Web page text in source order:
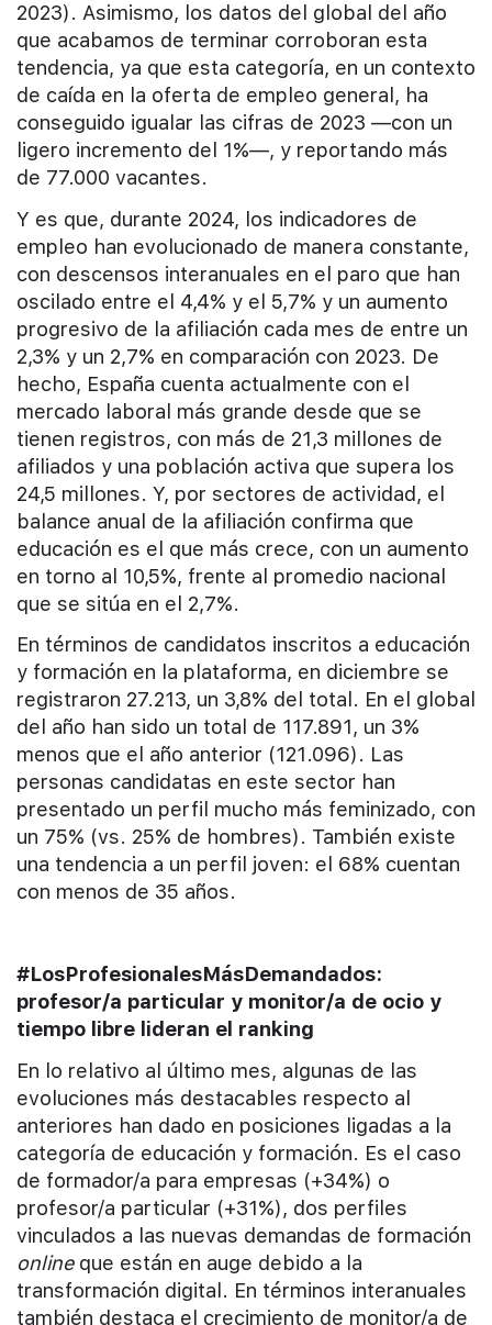
2023). Asimismo, los datos del global del año
que acabamos de terminar corroboran esta
tendencia, ya que esta categoría, en un contexto
de caída en la oferta de empleo general, ha
conseguido igualar las cifras de 2023 —con un
ligero incremento del 1%—, y reportando más
de 77.000 vacantes.
Y es que, durante 2024, los indicadores de
empleo han evolucionado de manera constante,
con descensos interanuales en el paro que han
oscilado entre el 4,4% y el 5,7% y un aumento
progresivo de la afiliación cada mes de entre un
2,3% y un 2,7% en comparación con 2023. De
hecho, España cuenta actualmente con el
mercado laboral más grande desde que se
tienen registros, con más de 21,3 millones de
afiliados y una población activa que supera los
24,5 millones. Y, por sectores de actividad, el
balance anual de la afiliación confirma que
educación es el que más crece, con un aumento
en torno al 10,5%, frente al promedio nacional
que se sitúa en el 2,7%.
En términos de candidatos inscritos a educación
y formación en la plataforma, en diciembre se
registraron 27.213, un 3,8% del total. En el global
del año han sido un total de 117.891, un 3%
menos que el año anterior (121.096). Las
personas candidatas en este sector han
presentado un perfil mucho más feminizado, con
un 75% (vs. 25% de hombres). También existe
una tendencia a un perfil joven: el 68% cuentan
con menos de 35 años.
#LosProfesionalesMásDemandados:
profesor/a particular y monitor/a de ocio y
tiempo libre lideran el ranking
En lo relativo al último mes, algunas de las
evoluciones más destacables respecto al
anteriores han dado en posiciones ligadas a la
categoría de educación y formación. Es el caso
de formador/a para empresas (+34%) o
profesor/a particular (+31%), dos perfiles
vinculados a las nuevas demandas de formación
onlineque están en auge debido a la
transformación digital. En términos interanuales
también destaca el crecimiento de monitor/a de